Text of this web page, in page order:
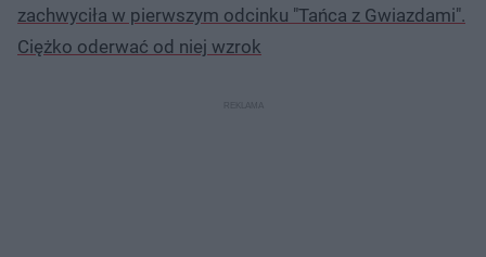
zachwyciła w pierwszym odcinku "Tańca z Gwiazdami".
Ciężko oderwać od niej wzrok